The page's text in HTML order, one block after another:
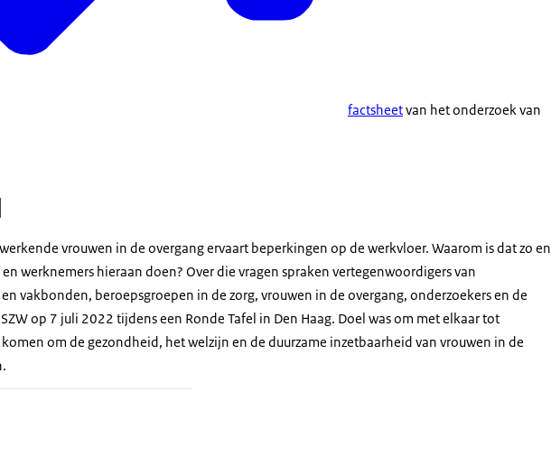
factsheetvan het onderzoek van
vrouwen in de overgang ervaart beperkingen op de werkvloer. Waarom is dat zo en
werknemers hieraan doen? Over die vragen spraken vertegenwoordigers van
vakbonden, beroepsgroepen in de zorg, vrouwen in de overgang, onderzoekers en de
op 7 juli 2022 tijdens een Ronde Tafel in Den Haag. Doel was om met elkaar tot
om de gezondheid, het welzijn en de duurzame inzetbaarheid van vrouwen in de